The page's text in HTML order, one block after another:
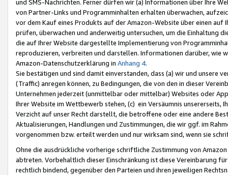
und SMS-Nachrichten. Ferner dürfen wir (a) Informationen über Ihre
von Partner-Links und Programminhalten erhalten überwachen,
vor dem Kauf eines Produkts auf der Amazon-Website über einen
prüfen, überwachen und anderweitig untersuchen, um die Einhaltung
die auf Ihrer Website dargestellte Implementierung von
reproduzieren, verbreiten und darstellen. Informationen darüber, wie
Amazon-Datenschutzerklärung in Anhang 4.
Sie bestätigen und sind damit einverstanden, dass (a) wir und
(Traffic) anregen können, zu Bedingungen, die von den in dieser
Unternehmen jederzeit (unmittelbar oder mittelbar) Websites oder
Ihrer Website im Wettbewerb stehen, (c) ein Versäumnis unsererseits,
Verzicht auf unser Recht darstellt, die betroffene oder eine andere
Aktualisierungen, Handlungen und Zustimmungen, die wir ggf. im
vorgenommen bzw. erteilt werden und nur wirksam sind, wenn sie
Ohne die ausdrückliche vorherige schriftliche Zustimmung von
abtreten. Vorbehaltlich dieser Einschränkung ist diese Vereinbarung
rechtlich bindend, gegenüber den Parteien und ihren jeweiligen